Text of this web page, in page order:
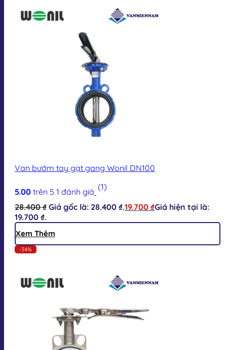
Van bướm tay gạt gang Wonil DN100
5.00 trên 5 1 đánh giá (1)
28.400₫ Giá gốc là: 28.400 ₫.19.700 ₫Giá hiện tại là:
19.700 ₫.
Xem Thêm
-34%